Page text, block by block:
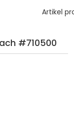
Artikel
#710500